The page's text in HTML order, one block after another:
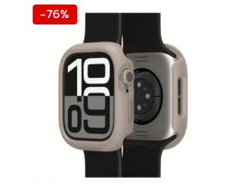
1,090 ฿.290 ฿.
-76%